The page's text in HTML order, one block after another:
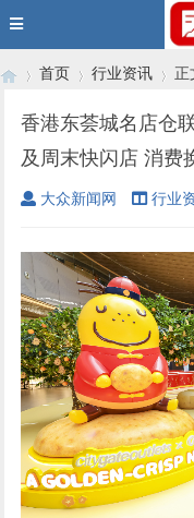
›
首页
›
行业资讯
›
正
香港东荟城名店仓
及周末快闪店 消费
大众新闻网 行业